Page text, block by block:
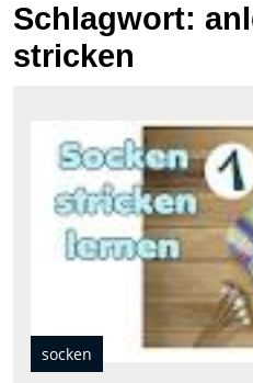
Schlagwort:
stricken
socken